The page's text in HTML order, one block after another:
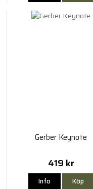
Gerber Keynote
419 kr
Info Köp